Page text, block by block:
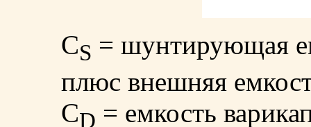
CS = шунтирующая
плюс внешняя
CD = емкость